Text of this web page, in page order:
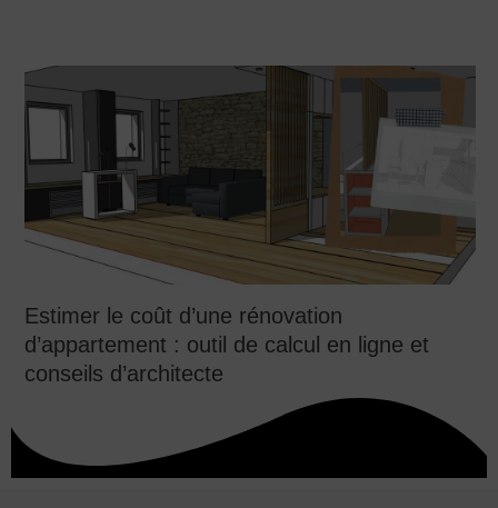
Estimer le coût d’une rénovation
d’appartement : outil de calcul en ligne et
conseils d’architecte